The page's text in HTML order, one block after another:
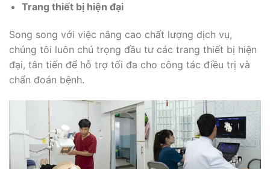
Trang thiết bị hiện đại
Song song với việc nâng cao chất lượng dịch vụ,
chúng tôi luôn chú trọng đầu tư các trang thiết bị hiện
đại, tân tiến để hỗ trợ tối đa cho công tác điều trị và
chẩn đoán bệnh.